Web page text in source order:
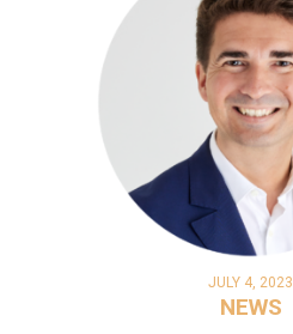
JULY 4, 2023
NEWS